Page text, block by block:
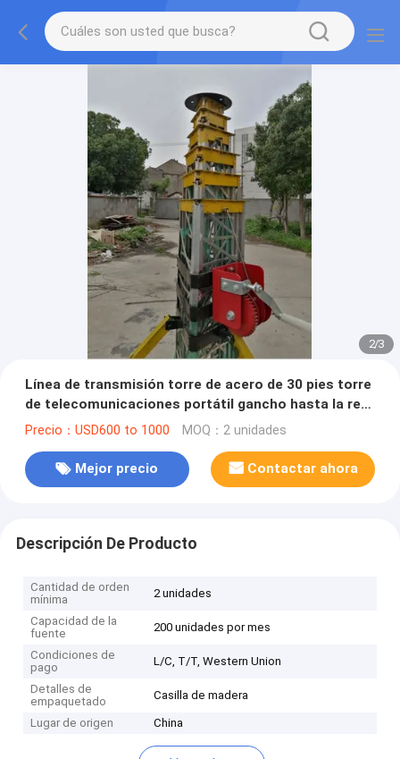
2/3
Línea de transmisión torre de acero de 30 pies torre
de telecomunicaciones portátil gancho hasta la red
torre de alambre con 9m 6 secciones portátiles
Precio：USD600 to 1000 MOQ：2 unidades
Mejor precio Contactar ahora
Descripción De Producto
Cantidad de orden
mínima
2 unidades
Capacidad de la
fuente
200 unidades por mes
Condiciones de
pago
L/C, T/T, Western Union
Detalles de
empaquetado
Casilla de madera
Lugar de origen China